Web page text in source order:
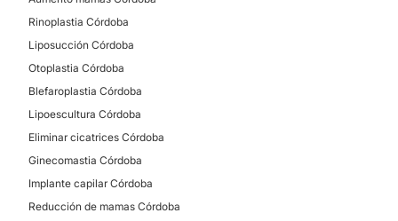
No
Láser CO2
Blefaroplastia sin cirugía
Rinoplastia Córdoba
Liposucción Córdoba
Otoplastia Córdoba
Blefaroplastia Córdoba
Lipoescultura Córdoba
Eliminar cicatrices Córdoba
Ginecomastia Córdoba
Implante capilar Córdoba
Reducción de mamas Córdoba